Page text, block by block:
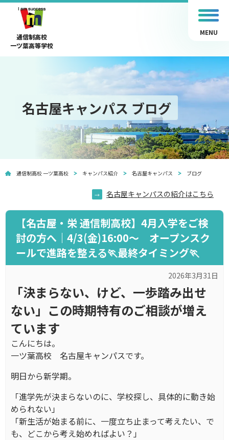
通信制高校
一ツ葉高等学校
MENU
名古屋キャンパス ブログ
通信制高校 一ツ葉高校 キャンパス紹介 名古屋キャンパス ブログ
名古屋キャンパスの紹介はこちら
【名古屋・栄 通信制高校】4月入学をご検
討の方へ｜4/3(金)16:00～ オープンスク
ールで進路を整える🏃最終タイミング🏃
2026年3月31日
「決まらない、けど、一歩踏み出せ
ない」この時期特有のご相談が増え
ています
こんにちは。
一ツ葉高校 名古屋キャンパスです。
明日から新学期。
「進学先が決まらないのに、学校探し、具体的に動き始
められない」
「新生活が始まる前に、一度立ち止まって考えたい、で
も、どこから考え始めればよい？」